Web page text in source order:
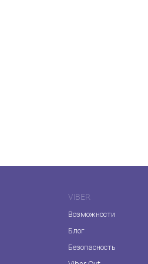
VIBER
Возможности
Блог
Безопасность